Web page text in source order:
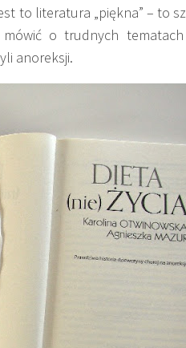
to literatura „piękna” – to
o trudnych
anoreksji.